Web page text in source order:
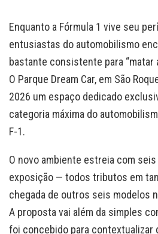
Enquanto a Fórmula 1 vive seu
entusiastas do automobilismo
bastante consistente para “matar
O Parque Dream Car, em São
2026 um espaço dedicado
categoria máxima do
F-1.
O novo ambiente estreia com
exposição — todos tributos em
chegada de outros seis modelos
A proposta vai além da simples
foi concebido para contextualizar